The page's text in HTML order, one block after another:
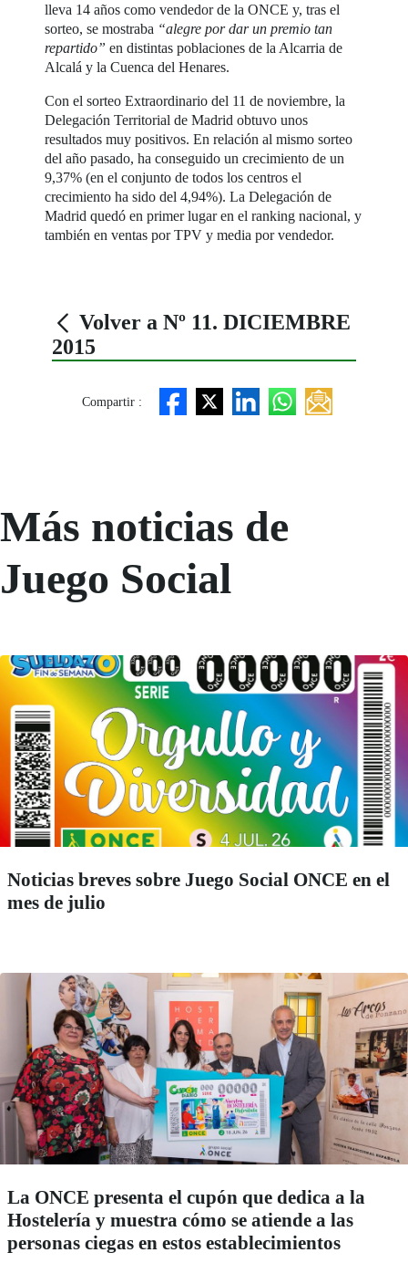
lleva 14 años como vendedor de la ONCE y, tras el
sorteo, se mostraba “alegre por dar un premio tan
repartido” en distintas poblaciones de la Alcarria de
Alcalá y la Cuenca del Henares.
Con el sorteo Extraordinario del 11 de noviembre, la
Delegación Territorial de Madrid obtuvo unos
resultados muy positivos. En relación al mismo sorteo
del año pasado, ha conseguido un crecimiento de un
9,37% (en el conjunto de todos los centros el
crecimiento ha sido del 4,94%). La Delegación de
Madrid quedó en primer lugar en el ranking nacional, y
también en ventas por TPV y media por vendedor.
Volver a Nº 11. DICIEMBRE
2015
Compartir :
Más noticias de
Juego Social
Noticias breves sobre Juego Social ONCE en el
mes de julio
La ONCE presenta el cupón que dedica a la
Hostelería y muestra cómo se atiende a las
personas ciegas en estos establecimientos